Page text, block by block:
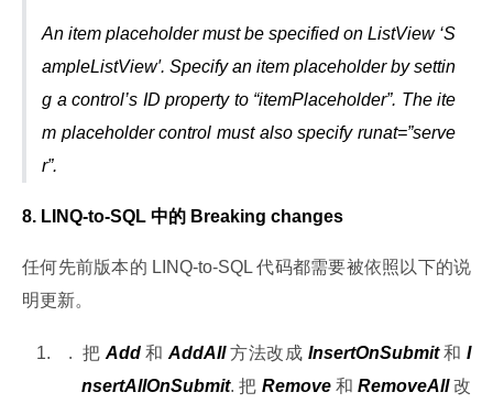
An item placeholder must be specified on ListView ‘S
ampleListView′. Specify an item placeholder by settin
g a control’s ID property to “itemPlaceholder”. The ite
m placeholder control must also specify runat=”serve
r”.
8. LINQ-to-SQL 中的 Breaking changes
任何先前版本的 LINQ-to-SQL 代码都需要被依照以下的说
明更新。
把 Add 和 AddAll 方法改成 InsertOnSubmit 和 I
nsertAllOnSubmit. 把 Remove 和 RemoveAll 改